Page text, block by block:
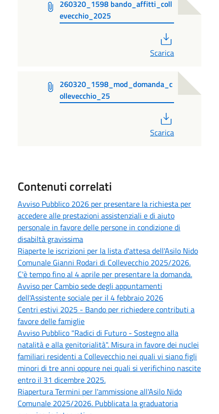
260320_1598 bando_affitti_coll
evecchio_2025
Scarica
260320_1598_mod_domanda_c
ollevecchio_25
Scarica
Contenuti correlati
Avviso Pubblico 2026 per presentare la richiesta per
accedere alle prestazioni assistenziali e di aiuto
personale in favore delle persone in condizione di
disabiltà gravissima
Riaperte le iscrizioni per la lista d'attesa dell'Asilo Nido
Comunale Gianni Rodari di Collevecchio 2025/2026.
C'è tempo fino al 4 aprile per presentare la domanda.
Avviso per Cambio sede degli appuntamenti
dell'Assistente sociale per il 4 febbraio 2026
Centri estivi 2025 - Bando per richiedere contributi a
favore delle famiglie
Avviso Pubblico "Radici di Futuro - Sostegno alla
natalità e alla genitorialità". Misura in favore dei nuclei
familiari residenti a Collevecchio nei quali vi siano figli
minori di tre anni oppure nei quali si verifichino nascite
entro il 31 dicembre 2025.
Riapertura Termini per l'ammissione all'Asilo Nido
Comunale 2025/2026. Pubblicata la graduatoria